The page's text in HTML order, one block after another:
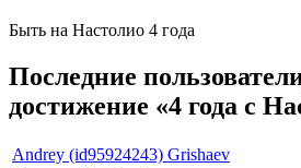
Быть на Настолио 4 года
Последние
достижение «4 года с
Andrey (id95924243) Grishaev